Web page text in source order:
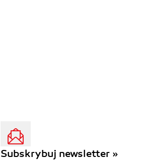
Subskrybuj newsletter »